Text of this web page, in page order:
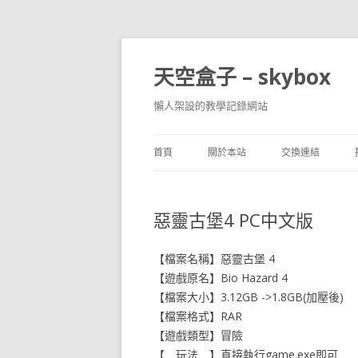
天空盒子 – skybox
懶人架設的教學記錄網站
首頁 關於本站 交換連結
惡靈古堡4 PC中文版
【檔案名稱】惡靈古堡 4
【遊戲原名】Bio Hazard 4
【檔案大小】3.12GB ->1.8GB(加壓後)
【檔案格式】RAR
【遊戲類型】冒險
【 玩法 】直接執行game.exe即可